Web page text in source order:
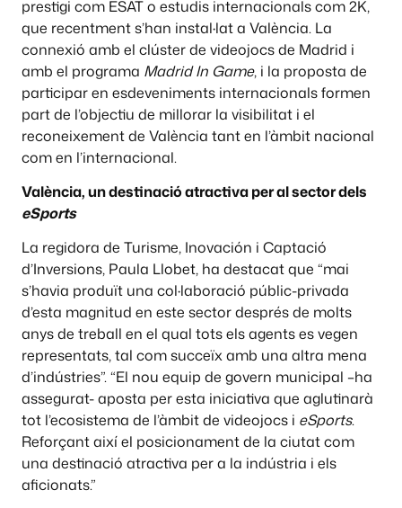
prestigi com ESAT o estudis internacionals com 2K,
que recentment s’han instal·lat a València. La
connexió amb el clúster de videojocs de Madrid i
amb el programa Madrid In Game, i la proposta de
participar en esdeveniments internacionals formen
part de l’objectiu de millorar la visibilitat i el
reconeixement de València tant en l’àmbit nacional
com en l’internacional.
València, un destinació atractiva per al sector dels
eSports
La regidora de Turisme, Inovación i Captació
d’Inversions, Paula Llobet, ha destacat que “mai
s’havia produït una col·laboració públic-privada
d’esta magnitud en este sector després de molts
anys de treball en el qual tots els agents es vegen
representats, tal com succeïx amb una altra mena
d’indústries”. “El nou equip de govern municipal –ha
assegurat- aposta per esta iniciativa que aglutinarà
tot l’ecosistema de l’àmbit de videojocs i eSports.
Reforçant així el posicionament de la ciutat com
una destinació atractiva per a la indústria i els
aficionats.”